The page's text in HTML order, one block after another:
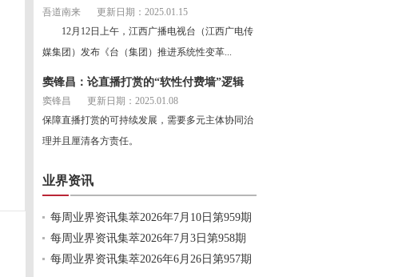
吾道南来
更新日期：2025.01.15
12月12日上午，江西广播电视台（江西广电传
媒集团）发布《台（集团）推进系统性变革...
窦锋昌：论直播打赏的“软性付费墙”逻辑
窦锋昌
更新日期：2025.01.08
保障直播打赏的可持续发展，需要多元主体协同治
理并且厘清各方责任。
业界资讯
每周业界资讯集萃2026年7月10日第959期
每周业界资讯集萃2026年7月3日第958期
每周业界资讯集萃2026年6月26日第957期